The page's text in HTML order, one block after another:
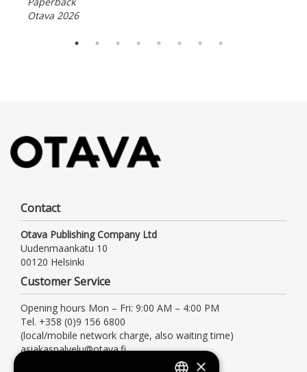
Otava 2026
Contact
Otava Publishing Company Ltd
Uudenmaankatu 10
00120 Helsinki
Customer Service
Opening hours Mon – Fri: 9:00 AM – 4:00 PM
Tel. +358 (0)9 156 6800
(local/mobile network charge, also waiting time)
asiakaspalvelu@otava.fi
×